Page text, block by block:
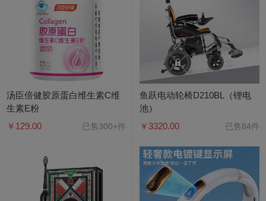
汤臣倍健胶原蛋白维生素C维
生素E粉
￥129.00
已售300+件
鱼跃电动轮椅D210BL（锂电
池）
￥3320.00
已售84件